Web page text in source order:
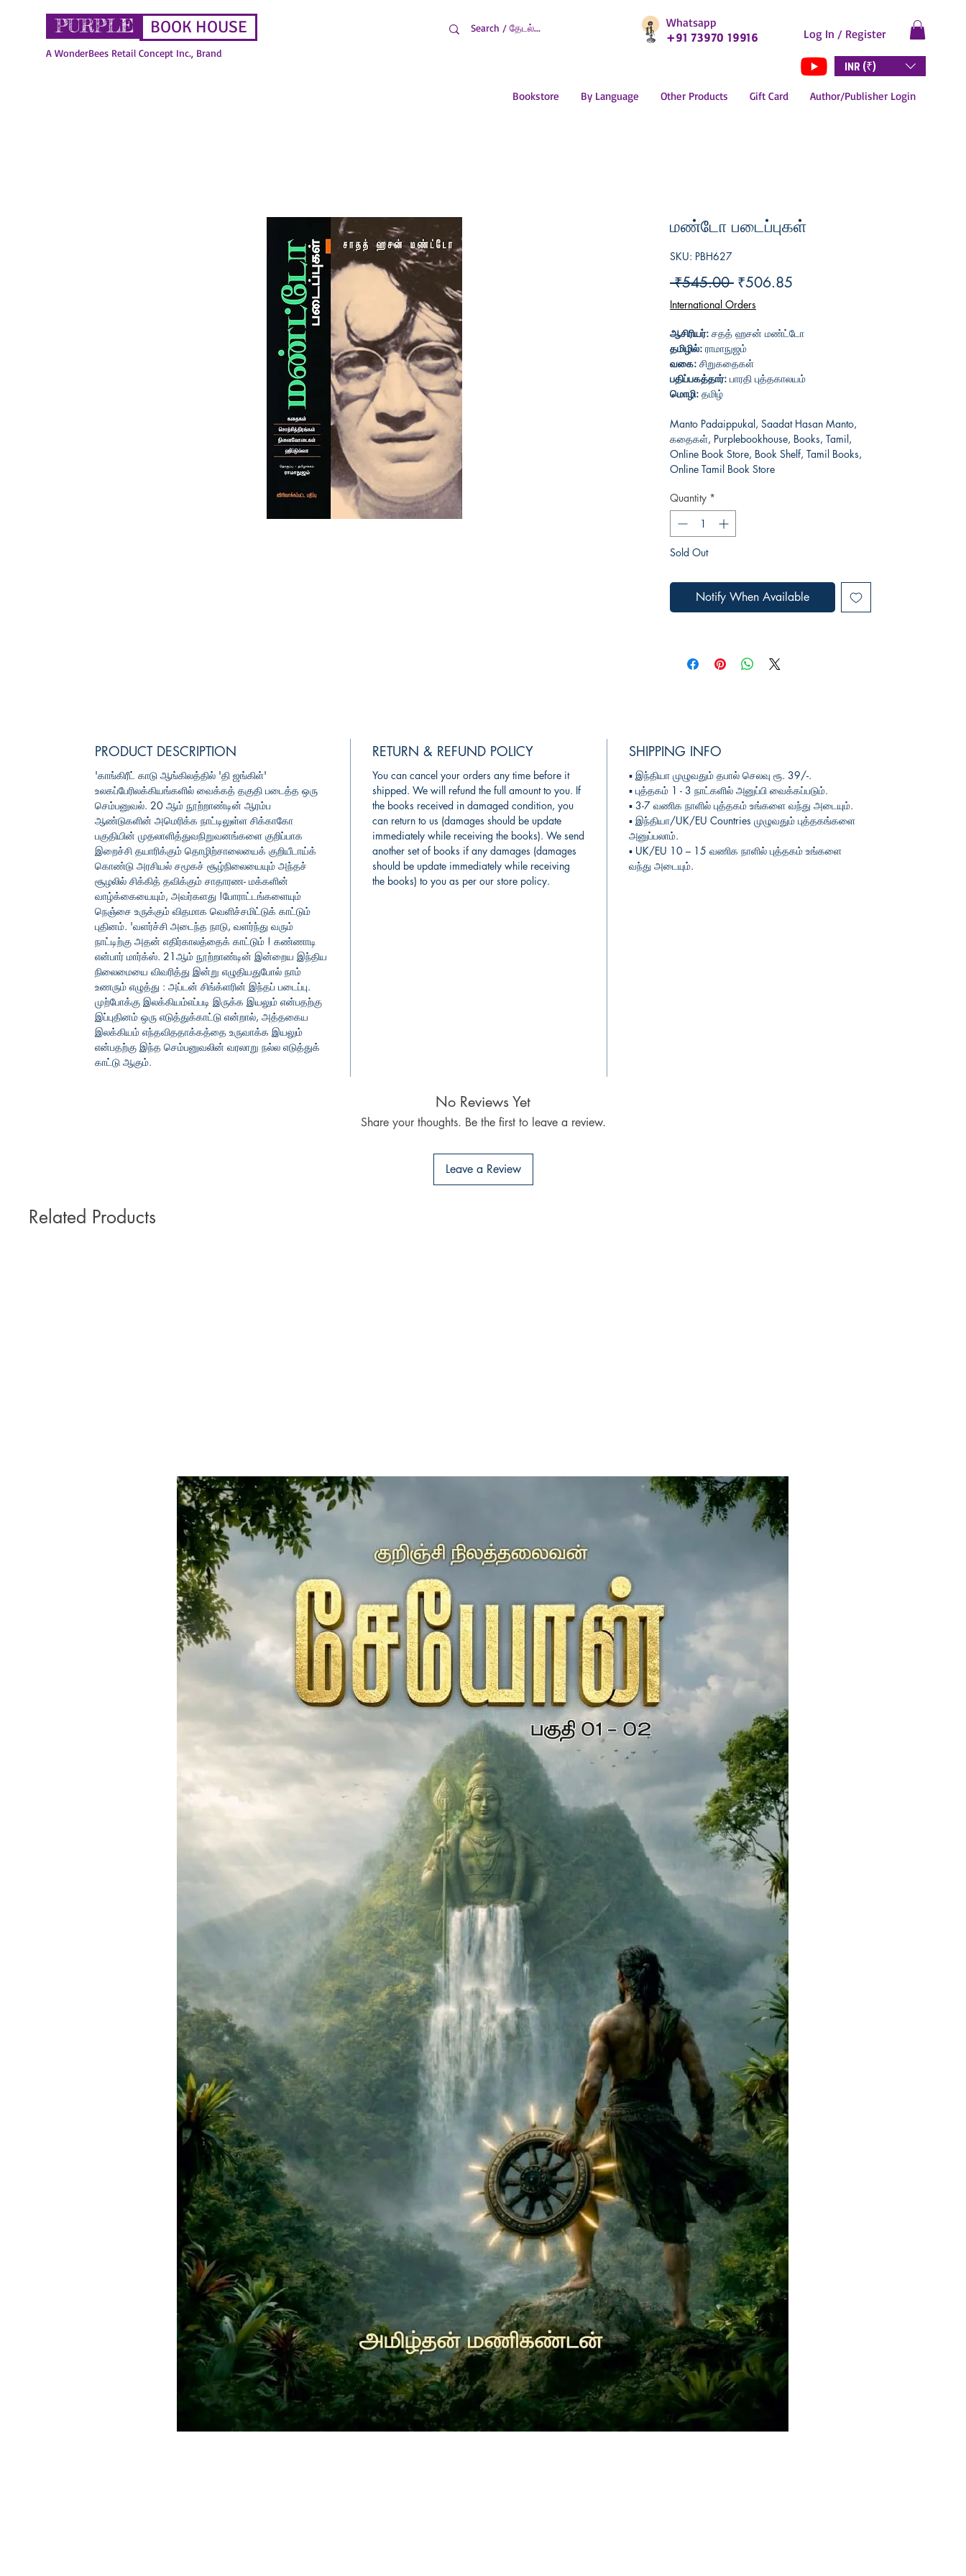
BOOK HOUSE
PURPLE
A WonderBees Retail Concept Inc., Brand
Whatsapp
+91 73970 19916
Log In / Register
INR (₹)
Bookstore By Language Other Products Gift Card Author/Publisher Login
மண்டோ படைப்புகள்
SKU: PBH627
₹545.00 Regular
Price
₹506.85
International Orders
ஆசிரியர்: சதத் ஹசன் மண்ட்டோ
தமிழில்: ராமாநுஜம்
வகை: சிறுகதைகள்
பதிப்பகத்தார்: பாரதி புத்தகாலயம்
மொழி: தமிழ்
Manto Padaippukal, Saadat Hasan Manto,
கதைகள், Purplebookhouse, Books, Tamil,
Online Book Store, Book Shelf, Tamil Books,
Online Tamil Book Store
Quantity *
Sold Out
Notify When Available
PRODUCT DESCRIPTION
'காங்கிரீட் காடு ஆங்கிலத்தில் 'தி ஜங்கிள்'
உலகப்பேரிலக்கியங்களில் வைக்கத் தகுதி படைத்த ஒரு
செம்பனுவல். 20 ஆம் நூற்றாண்டின் ஆரம்ப
ஆண்டுகளின் அமெரிக்க நாட்டிலுள்ள சிக்காகோ
பகுதியின் முதலாளித்துவநிறுவனங்களை குறிப்பாக
இறைச்சி தயாரிக்கும் தொழிற்சாலையைக் குறியீடாய்க்
கொண்டு அரசியல் சமூகச் சூழ்நிலையையும் அந்தச்
சூழலில் சிக்கித் தவிக்கும் சாதாரண- மக்களின்
வாழ்க்கையையும், அவர்களது !போராட்டங்களையும்
நெஞ்சை உருக்கும் விதமாக வெளிச்சமிட்டுக் காட்டும்
புதினம். 'வளர்ச்சி அடைந்த நாடு, வளர்ந்து வரும்
நாட்டிற்கு அதன் எதிர்காலத்தைக் காட்டும் ! கண்ணாடி
என்பார் மார்க்ஸ். 21ஆம் நூற்றாண்டின் இன்றைய இந்திய
நிலைமையை விவரித்து இன்று எழுதியதுபோல் நாம்
உணரும் எழுத்து : அப்டன் சிங்க்ளரின் இந்தப் படைப்பு.
முற்போக்கு இலக்கியம்எப்படி இருக்க இயலும் என்பதற்கு
இப்புதினம் ஒரு எடுத்துக்காட்டு என்றால், அத்தகைய
இலக்கியம் எந்தவிததாக்கத்தை உருவாக்க இயலும்
என்பதற்கு இந்த செம்பனுவலின் வரலாறு நல்ல எடுத்துக்
காட்டு ஆகும்.
RETURN & REFUND POLICY
You can cancel your orders any time before it
shipped. We will refund the full amount to you. If
the books received in damaged condition, you
can return to us (damages should be update
immediately while receiving the books). We send
another set of books if any damages (damages
should be update immediately while receiving
the books) to you as per our store policy.
SHIPPING INFO
▪︎ இந்தியா முழுவதும் தபால் செலவு ரூ. 39/-.
▪︎ புத்தகம்1 - 3 நாட்களில் அனுப்பி வைக்கப்படும்.
▪︎ 3-7 வணிக நாளில் புத்தகம் உங்களை வந்து அடையும்.
▪︎ இந்தியா/UK/EU Countries முழுவதும் புத்தகங்களை
அனுப்பலாம்.
▪︎ UK/EU 10 – 15 வணிக நாளில் புத்தகம் உங்களை
வந்து அடையும்.
No Reviews Yet
Share your thoughts. Be the first to leave a review.
Leave a Review
Related Products